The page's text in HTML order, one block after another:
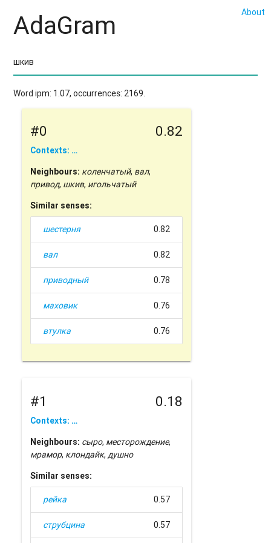
About
AdaGram
Word ipm: 1.07, occurrences: 2169.
#0 0.82
Contexts: …
Neighbours: коленчатый, вал,
привод, шкив, игольчатый
Similar senses:
шестерня 0.82
вал 0.82
приводный 0.78
маховик 0.76
втулка 0.76
#1 0.18
Contexts: …
Neighbours: сыро, месторождение,
мрамор, клондайк,душно
Similar senses:
рейка 0.57
струбцина 0.57